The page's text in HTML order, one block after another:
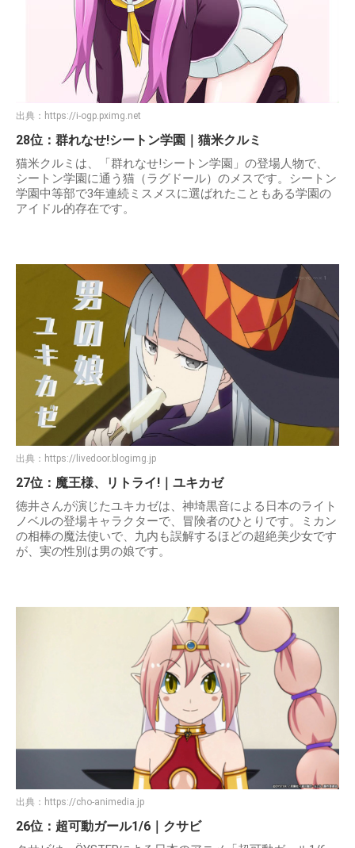
出典： https://i-ogp.pximg.net
28位：群れなせ!シートン学園｜猫米クルミ
猫米クルミは、「群れなせ!シートン学園」の登場人物で、
シートン学園に通う猫（ラグドール）のメスです。シートン
学園中等部で3年連続ミスメスに選ばれたこともある学園の
アイドル的存在です。
出典： https://livedoor.blogimg.jp
27位：魔王様、リトライ!｜ユキカゼ
徳井さんが演じたユキカゼは、神埼黒音による日本のライト
ノベルの登場キャラクターで、冒険者のひとりです。ミカン
の相棒の魔法使いで、九内も誤解するほどの超絶美少女です
が、実の性別は男の娘です。
出典： https://cho-animedia.jp
26位：超可動ガール1/6｜クサビ